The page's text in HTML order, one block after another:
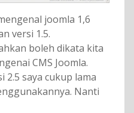
joomla 1,6
versi 1.5.
boleh dikata kita
CMS Joomla.
2.5 saya cukup lama
Nanti